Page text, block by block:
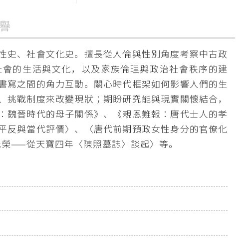
、社會文化史。擅長從人倫與性別角度考察中古政
的生活與文化，以及家族倫理與政治社會秩序的建
之間的角力互動。關心時代框架如何影響人們的生
戰制度來改變現狀；期盼研究能與現實關懷結合，
晉時代的母子關係》、《親恩難報：唐代士人的孝
與當代評價〉、〈唐代前期預政女性身分的官僚化
——從天寶四年〈陳照墓誌〉談起〉等。